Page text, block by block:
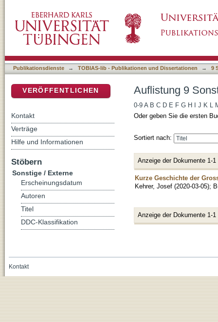
Publikationsdienste → TOBIAS-lib - Publikationen und Dissertationen → 9
Auflistung 9
0-9 A B C D E F G H J K L
Oder geben Sie die ersten
Sortiert nach:
Anzeige der Dokumente 1-1
Kurze Geschichte der
Kehrer, Josef (2020-03-05);
Anzeige der Dokumente 1-1
VERÖFFENTLICHEN
Kontakt
Verträge
Hilfe und Informationen
Stöbern
Sonstige / Externe
Erscheinungsdatum
Autoren
Titel
DDC-Klassifikation
Kontakt